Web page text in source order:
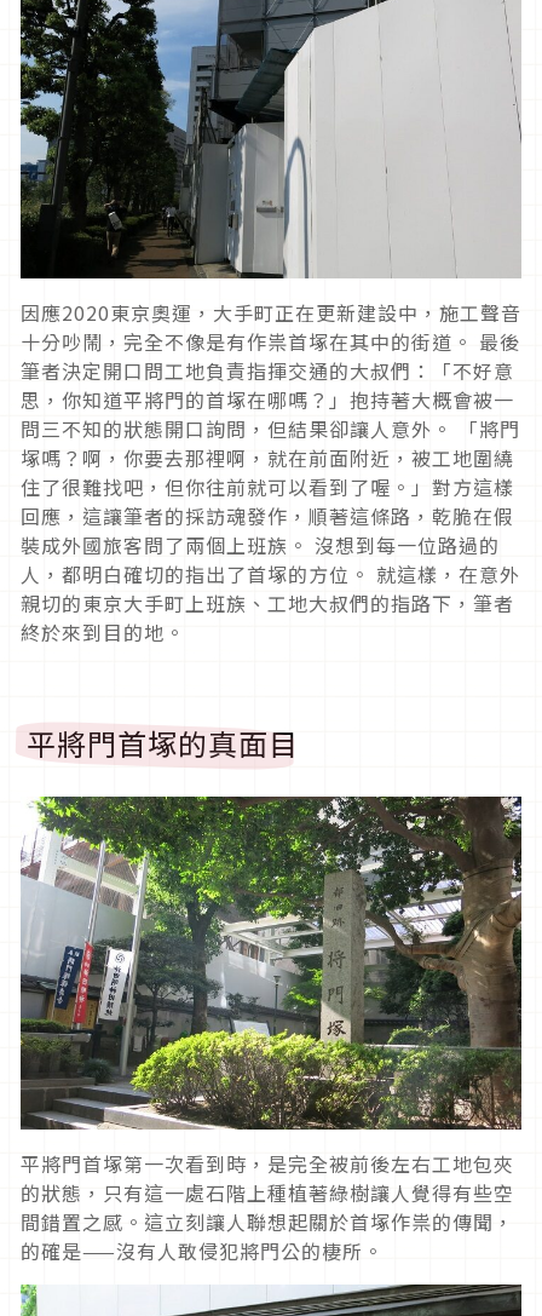
因應2020東京奧運，大手町正在更新建設中，施工聲音
十分吵鬧，完全不像是有作祟首塚在其中的街道。 最後
筆者決定開口問工地負責指揮交通的大叔們：「不好意
思，你知道平將門的首塚在哪嗎？」抱持著大概會被一
問三不知的狀態開口詢問，但結果卻讓人意外。 「將門
塚嗎？啊，你要去那裡啊，就在前面附近，被工地圍繞
住了很難找吧，但你往前就可以看到了喔。」對方這樣
回應，這讓筆者的採訪魂發作，順著這條路，乾脆在假
裝成外國旅客問了兩個上班族。 沒想到每一位路過的
人，都明白確切的指出了首塚的方位。 就這樣，在意外
親切的東京大手町上班族、工地大叔們的指路下，筆者
終於來到目的地。
平將門首塚的真面目
平將門首塚第一次看到時，是完全被前後左右工地包夾
的狀態，只有這一處石階上種植著綠樹讓人覺得有些空
間錯置之感。這立刻讓人聯想起關於首塚作祟的傳聞，
的確是——沒有人敢侵犯將門公的棲所。